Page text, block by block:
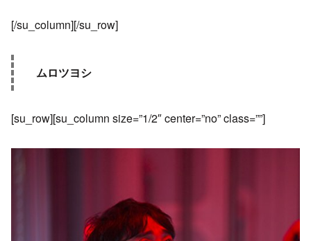
[/su_column][/su_row]
ムロツヨシ
[su_row][su_column size=”1/2″ center=”no” class=””]